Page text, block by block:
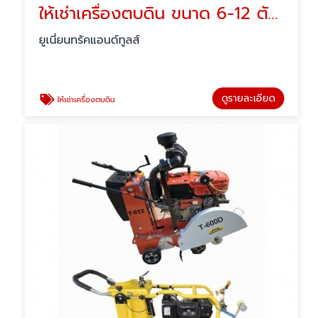
ให้เช่าเครื่องตบดิน ขนาด 6-12 ตัน- ปทุมธานี
ยูเนี่ยนทรัคแอนด์ทูลส์
ให้เช่าเครื่องตบดิน ดูรายละเอียด